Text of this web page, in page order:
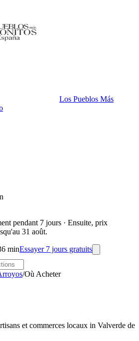
Los Pueblos Más
pendant 7 jours · Ensuite, prix
31 août.
minEssayer 7 jours gratuits
/Où Acheter
et commerces locaux in Valverde de